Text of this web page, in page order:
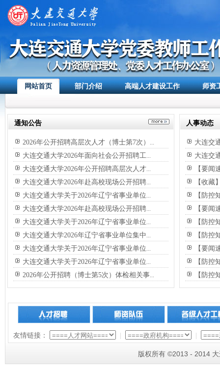
网站首页 部门介绍 高端人才建设工作 师资
通知公告
2026年公开招聘高层次人才（博士第7次） ...
大连交通大学2026年面向社会公开招聘工...
大连交通大学2026年公开招聘高层次人才...
大连交通大学2026年赴高校现场公开招聘...
大连交通大学关于2026年辽宁省事业单位...
大连交通大学2026年赴高校现场公开招聘...
大连交通大学关于2026年辽宁省事业单位...
大连交通大学2026年辽宁省事业单位集中 ...
大连交通大学关于2026年辽宁省事业单位...
大连交通大学关于2026年辽宁省事业单位...
2026年公开招聘（博士第5次）体检相关事...
人事动态
大连交
大连交
【要闻
【收藏
【防控
【要闻
【防控
【防控
【要闻
【防控
【防控
友情链接：
版权所有 ©2013 - 2014